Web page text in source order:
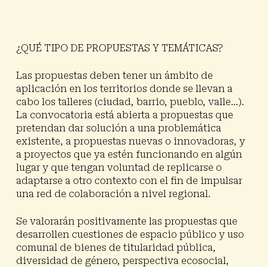
¿QUÉ TIPO DE PROPUESTAS Y TEMÁTICAS?
Las propuestas deben tener un ámbito de
aplicación en los territorios donde se llevan a
cabo los talleres (ciudad, barrio, pueblo, valle…).
La convocatoria está abierta a propuestas que
pretendan dar solución a una problemática
existente, a propuestas nuevas o innovadoras, y
a proyectos que ya estén funcionando en algún
lugar y que tengan voluntad de replicarse o
adaptarse a otro contexto con el fin de impulsar
una red de colaboración a nivel regional.
Se valorarán positivamente las propuestas que
desarrollen cuestiones de espacio público y uso
comunal de bienes de titularidad pública,
diversidad de género, perspectiva ecosocial,